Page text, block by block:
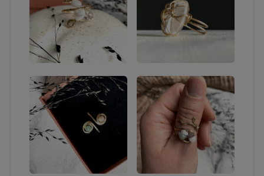
Sähköposti:jenna.remes.artsandcrafts@gmail.com
IG: @jennaremes_artsandcrafts / @jennaremes_art,
FB: Jenna Remes arts & crafts, YouTube: Jenna
Remes arts & crafts
Y-tunnus: 2558581-8